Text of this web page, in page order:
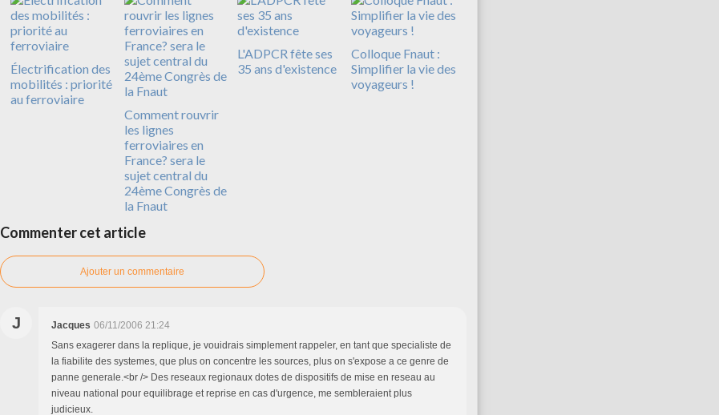
Électrification des
mobilités : priorité
au ferroviaire
Comment rouvrir
les lignes
ferroviaires en
France? sera le
sujet central du
24ème Congrès de
la Fnaut
L'ADPCR fête ses
35 ans d'existence
Colloque Fnaut :
Simplifier la vie des
voyageurs !
Commenter cet article
Ajouter un commentaire
J Jacques 06/11/2006 21:24
Sans exagerer dans la replique, je vouidrais simplement rappeler, en tant que specialiste de
la fiabilite des systemes, que plus on concentre les sources, plus on s'expose a ce genre de
panne generale.<br /> Des reseaux regionaux dotes de dispositifs de mise en reseau au
niveau national pour equilibrage et reprise en cas d'urgence, me sembleraient plus
judicieux.